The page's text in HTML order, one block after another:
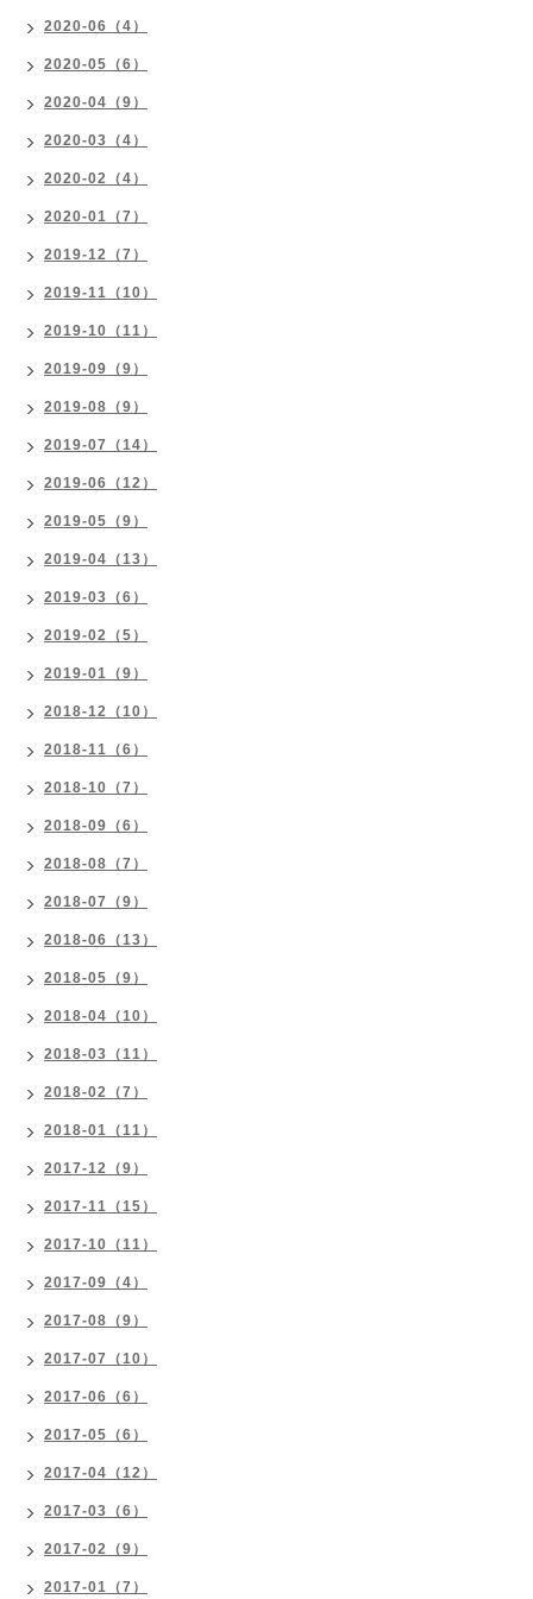
2020-06（4）
2020-05（6）
2020-04（9）
2020-03（4）
2020-02（4）
2020-01（7）
2019-12（7）
2019-11（10）
2019-10（11）
2019-09（9）
2019-08（9）
2019-07（14）
2019-06（12）
2019-05（9）
2019-04（13）
2019-03（6）
2019-02（5）
2019-01（9）
2018-12（10）
2018-11（6）
2018-10（7）
2018-09（6）
2018-08（7）
2018-07（9）
2018-06（13）
2018-05（9）
2018-04（10）
2018-03（11）
2018-02（7）
2018-01（11）
2017-12（9）
2017-11（15）
2017-10（11）
2017-09（4）
2017-08（9）
2017-07（10）
2017-06（6）
2017-05（6）
2017-04（12）
2017-03（6）
2017-02（9）
2017-01（7）